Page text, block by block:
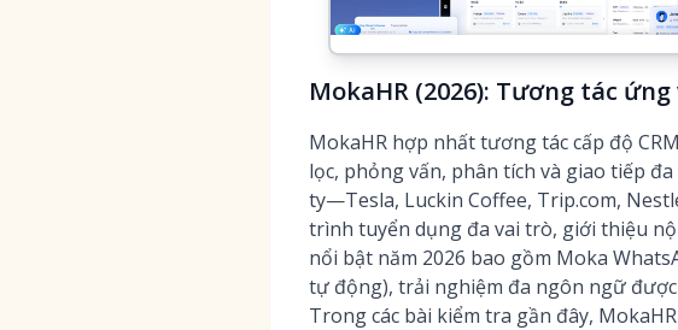
MokaHR (2026): Tương tác
MokaHR hợp nhất tương tác cấp độ
lọc, phỏng vấn, phân tích và giao tiếp
ty—Tesla, Luckin Coffee, Trip.com,
trình tuyển dụng đa vai trò, giới thiệu
nổi bật năm 2026 bao gồm Moka
tự động), trải nghiệm đa ngôn ngữ
Trong các bài kiểm tra gần đây,